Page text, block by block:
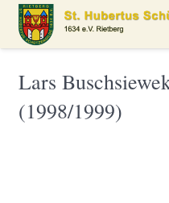
Lars
(1998/1999)